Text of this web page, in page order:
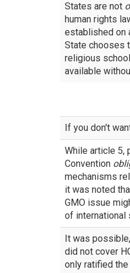
States are not
human rights
established on
State chooses
religious
available
If you don't
While article 5,
Convention
mechanisms
it was noted
GMO issue
of international
It was
did not cover
only ratified